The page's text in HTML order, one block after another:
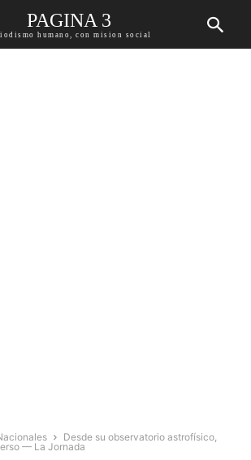
PAGINA 3
humano, con mision social
Desde su observatorio astrofísico,
— La Jornada